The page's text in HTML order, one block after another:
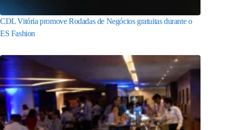
CDL Vitória promove Rodadas de Negócios gratuitas durante o
ES Fashion